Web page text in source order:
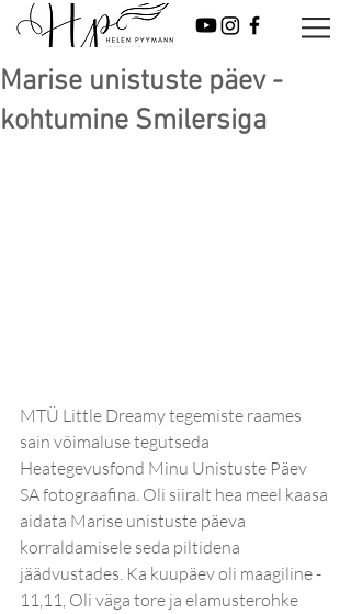
Marise unistuste päev -
kohtumine Smilersiga
MTÜ Little Dreamy tegemiste raames
sain võimaluse tegutseda
Heategevusfond Minu Unistuste Päev
SA fotograafina. Oli siiralt hea meel kaasa
aidata Marise unistuste päeva
korraldamisele seda piltidena
jäädvustades. Ka kuupäev oli maagiline -
11,11, Oli väga tore ja elamusterohke